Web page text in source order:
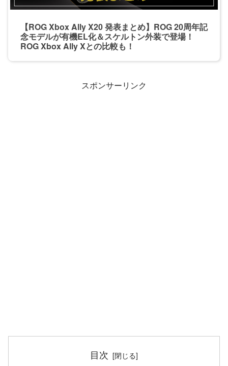
【ROG Xbox Ally X20 発表まとめ】ROG 20周年記
念モデルが有機EL化＆スケルトン外装で登場！
ROG Xbox Ally Xとの比較も！
スポンサーリンク
目次